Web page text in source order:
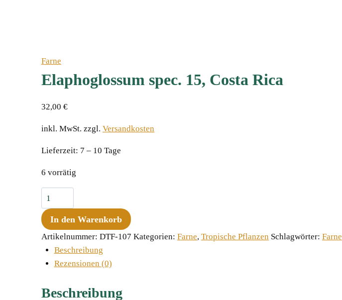
Farne
Elaphoglossum spec. 15, Costa Rica
32,00 €
inkl. MwSt. zzgl. Versandkosten
Lieferzeit: 7 – 10 Tage
6 vorrätig
Elaphoglossum
spec.
15,
Costa
Rica
Menge
In den Warenkorb
Artikelnummer: DTF-107 Kategorien: Farne, Tropische Pflanzen Schlagwörter: Farne
Beschreibung
Rezensionen (0)
Beschreibung